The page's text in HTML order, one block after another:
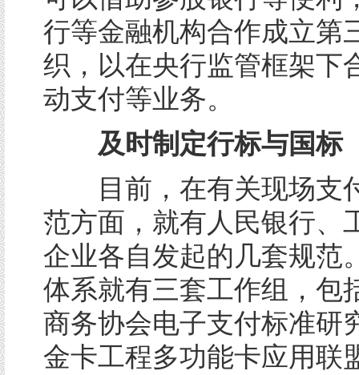
行等金融机构合作成立第
织，以在央行监管框架下
动支付等业务。
及时制定行标与国标
目前，在有关现场支
范方面，就有人民银行、
企业各自发起的几套规范
体系就有三套工作组，包
商务协会电子支付标准研
金卡工程多功能卡应用联